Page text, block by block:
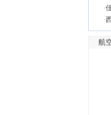
·
·
航